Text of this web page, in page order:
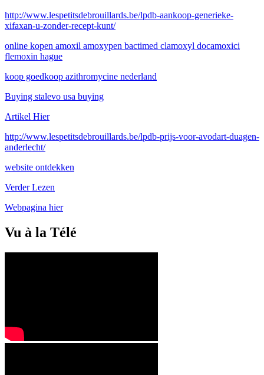
http://www.lespetitsdebrouillards.be/lpdb-aankoop-generieke-
xifaxan-u-zonder-recept-kunt/
online kopen amoxil amoxypen bactimed clamoxyl docamoxici
flemoxin hague
koop goedkoop azithromycine nederland
Buying stalevo usa buying
Artikel Hier
http://www.lespetitsdebrouillards.be/lpdb-prijs-voor-avodart-duagen-
anderlecht/
website ontdekken
Verder Lezen
Webpagina hier
Vu à la Télé